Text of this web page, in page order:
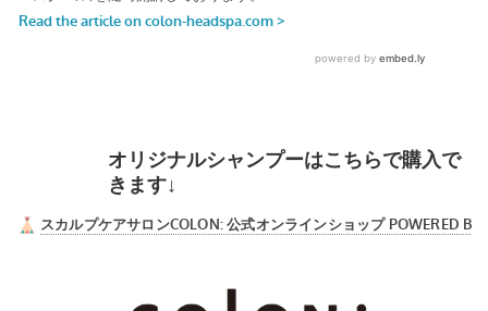
オリジナルシャンプーはこちらで購入で
きます↓